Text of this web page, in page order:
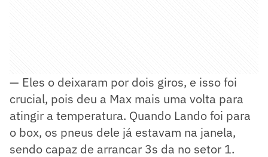
— Eles o deixaram por dois giros, e isso foi
crucial, pois deu a Max mais uma volta para
atingir a temperatura. Quando Lando foi para
o box, os pneus dele já estavam na janela,
sendo capaz de arrancar 3s da no setor 1.